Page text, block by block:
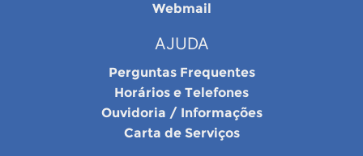
Webmail
AJUDA
Perguntas Frequentes
Horários e Telefones
Ouvidoria / Informações
Carta de Serviços